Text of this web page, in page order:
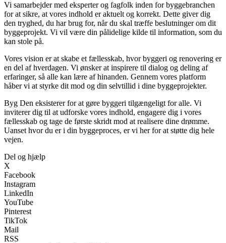
Vi samarbejder med eksperter og fagfolk inden for byggebranchen
for at sikre, at vores indhold er aktuelt og korrekt. Dette giver dig
den tryghed, du har brug for, når du skal træffe beslutninger om dit
byggeprojekt. Vi vil være din pålidelige kilde til information, som du
kan stole på.
Vores vision er at skabe et fællesskab, hvor byggeri og renovering er
en del af hverdagen. Vi ønsker at inspirere til dialog og deling af
erfaringer, så alle kan lære af hinanden. Gennem vores platform
håber vi at styrke dit mod og din selvtillid i dine byggeprojekter.
Byg Den eksisterer for at gøre byggeri tilgængeligt for alle. Vi
inviterer dig til at udforske vores indhold, engagere dig i vores
fællesskab og tage de første skridt mod at realisere dine drømme.
Uanset hvor du er i din byggeproces, er vi her for at støtte dig hele
vejen.
Del og hjælp
X
Facebook
Instagram
LinkedIn
YouTube
Pinterest
TikTok
Mail
RSS